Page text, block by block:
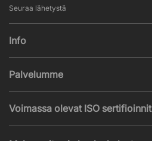
Seuraa lähetystä
Info
Suosittuja sivuja
Palvelumme
Voimassa olevat ISO sertifioinnit